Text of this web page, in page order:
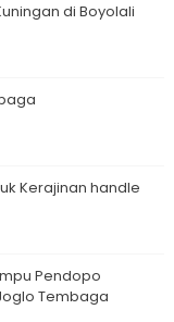
di Boyolali
Kerajinan handle
Pendopo
Tembaga